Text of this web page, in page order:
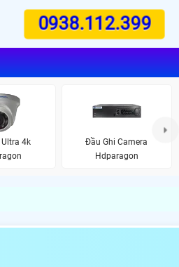
0938.112.399
4k
Đầu Ghi Camera
Hdparagon